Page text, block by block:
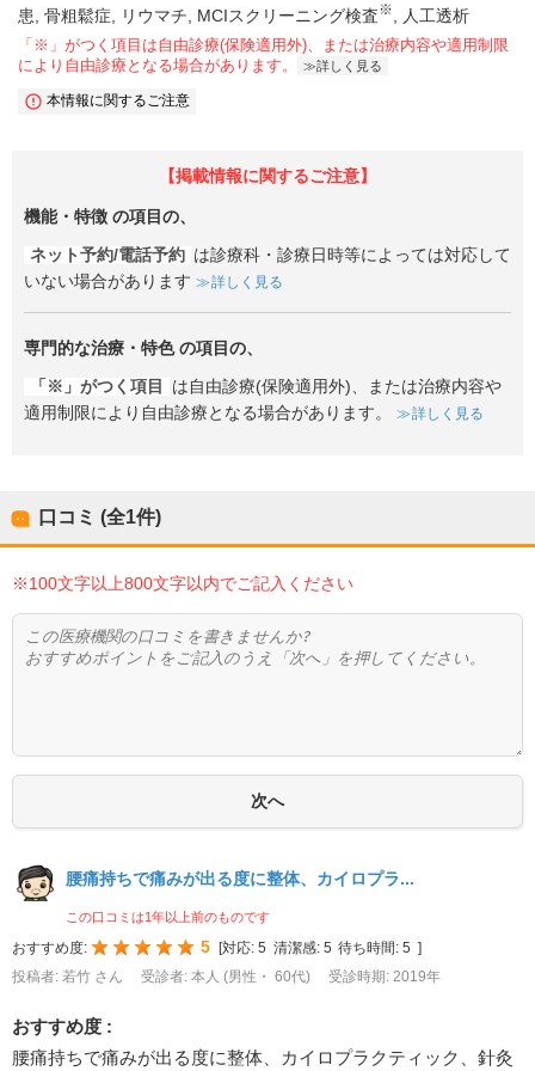
患 骨粗鬆症 リウマチ MCIスクリーニング検査※ 人工透析
「※」がつく項目は自由診療(保険適用外)、または治療内容や適用制限
により自由診療となる場合があります。
詳しく見る
本情報に関するご注意
【掲載情報に関するご注意】
機能・特徴 の項目の、
ネット予約/電話予約 は診療科・診療日時等によっては対応して
いない場合があります
詳しく見る
専門的な治療・特色の項目の、
「※」がつく項目
は自由診療(保険適用外)、または治療内容や
適用制限により自由診療となる場合があります。
詳しく見る
口コミ (全1件)
※100文字以上800文字以内でご記入ください
腰痛持ちで痛みが出る度に整体、カイロプラ...
この口コミは1年以上前のものです
おすすめ度: 5 対応: 5 清潔感: 5 待ち時間: 5
投稿者: 若竹 さん
受診者: 本人 (男性・ 60代) 受診時期: 2019年
おすすめ度 :
腰痛持ちで痛みが出る度に整体、カイロプラクティック、針灸